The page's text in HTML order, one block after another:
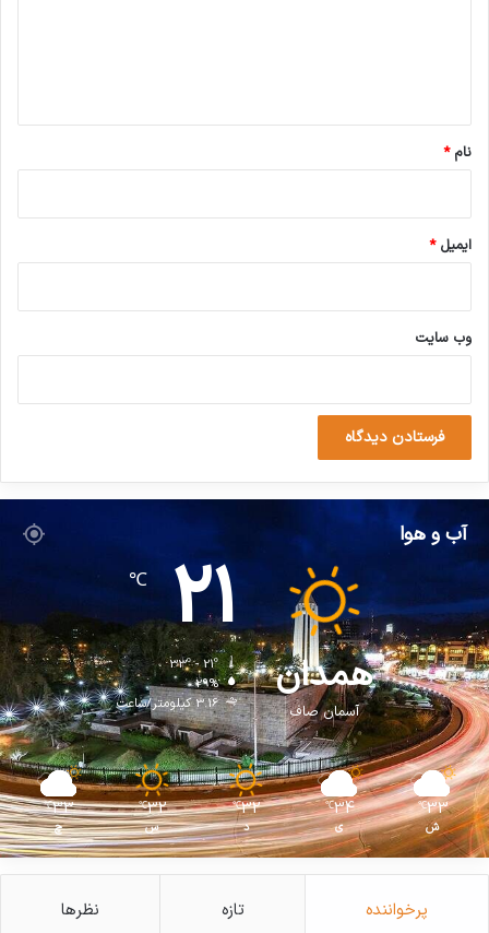
نام*
ایمیل*
وب‌ سایت
آب و هوا
همدان
آسمان صاف
21
℃
33º - 21º
29%
3.16 کیلومتر/ساعت
33
℃
ش
34
℃
ی
32
℃
د
32
℃
س
33
℃
چ
پرخواننده تازه نظرها